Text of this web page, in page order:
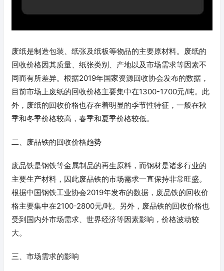
废纸是制造包装、纸张及纸板等物品的主要原材料。废纸的
回收价格因其质量、纸张类别、产地以及市场需求等因素不
同而有所差异。根据2019年国家资源回收协会发布的数据，
目前市场上废纸的回收价格主要集中在1300-1700元/吨。此
外，废纸的回收价格也存在着明显的季节性特征，一般在秋
季和冬季价格较高，春季和夏季价格较低。
二、废品铁的回收价格趋势
废品铁是钢铁等金属制品的再生原料，而钢材是诸多行业的
主要生产材料，因此废品铁的市场需求一直保持非常旺盛。
根据中国钢铁工业协会2019年发布的数据，废品铁的回收价
格主要集中在2100-2800元/吨。另外，废品铁的回收价格也
受到国内外市场需求、世界经济等因素影响，价格波动较
大。
三、市场需求的影响